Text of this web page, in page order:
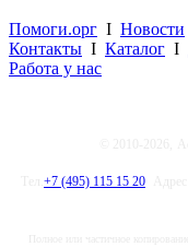
Помоги.орг I Новости
Контакты I Каталог I
Работа у нас
+7 (495) 115 15 20